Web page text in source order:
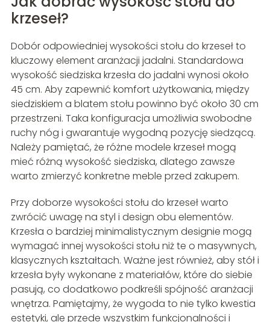
krzeseł?
Dobór odpowiedniej wysokości stołu do krzeseł to
kluczowy element aranżacji jadalni. Standardowa
wysokość siedziska krzesła do jadalni wynosi około
45 cm. Aby zapewnić komfort użytkowania, między
siedziskiem a blatem stołu powinno być około 30 cm
przestrzeni. Taka konfiguracja umożliwia swobodne
ruchy nóg i gwarantuje wygodną pozycję siedzącą.
Należy pamiętać, że różne modele krzeseł mogą
mieć różną wysokość siedziska, dlatego zawsze
warto zmierzyć konkretne meble przed zakupem.
Przy doborze wysokości stołu do krzeseł warto
zwrócić uwagę na styl i design obu elementów.
Krzesła o bardziej minimalistycznym designie mogą
wymagać innej wysokości stołu niż te o masywnych,
klasycznych kształtach. Ważne jest również, aby stół i
krzesła były wykonane z materiałów, które do siebie
pasują, co dodatkowo podkreśli spójność aranżacji
wnętrza. Pamiętajmy, że wygoda to nie tylko kwestia
estetyki, ale przede wszystkim funkcjonalności i